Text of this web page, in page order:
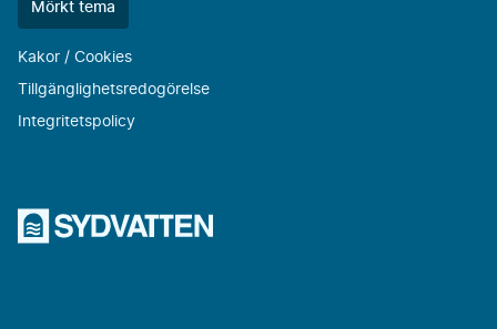
Mörkt tema
Kakor / Cookies
Tillgänglighetsredogörelse
Integritetspolicy